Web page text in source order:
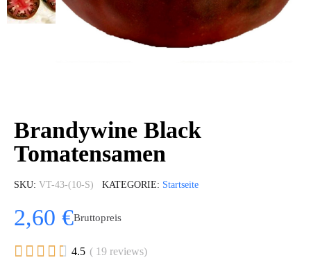
Brandywine Black
Tomatensamen
SKU VT-43-(10-S) KATEGORIE Startseite
2,60 €Bruttopreis
     4.5 ( 19 reviews)